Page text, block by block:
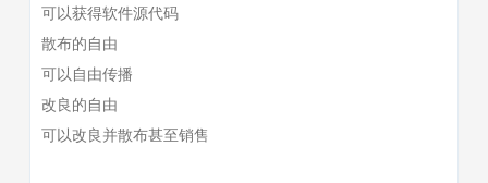
可以获得软件源代码
散布的自由
可以自由传播
改良的自由
可以改良并散布甚至销售